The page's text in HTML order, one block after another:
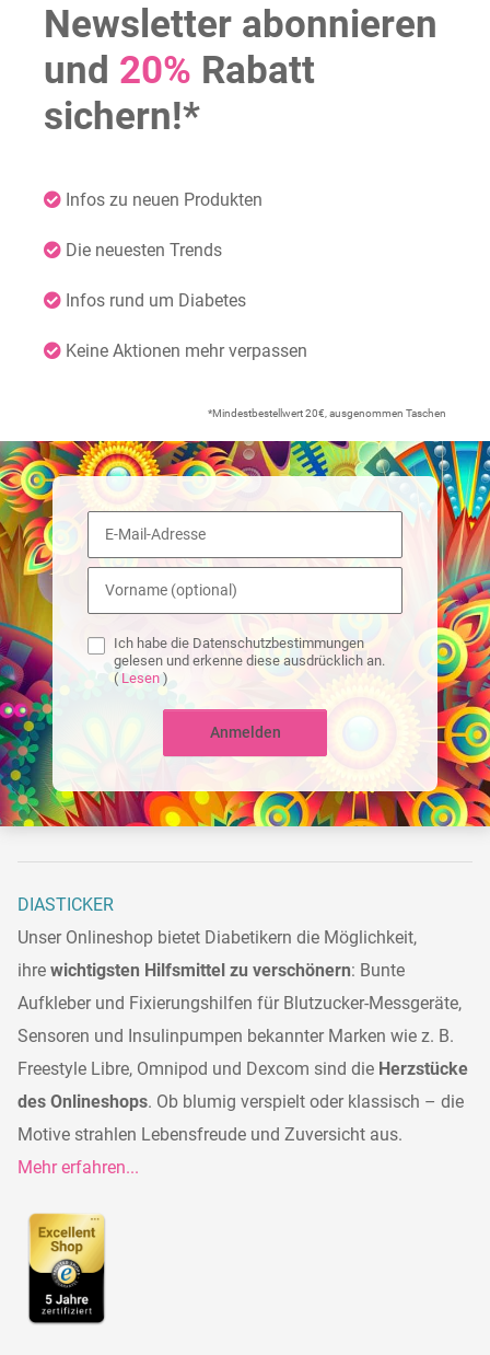
Ich habe die Datenschutzbestimmungen
gelesen und erkenne diese ausdrücklich an.
( Lesen )
Anmelden
Newsletter abonnieren
und 20% Rabatt
sichern!*
Infos zu neuen Produkten
Die neuesten Trends
Infos rund um Diabetes
Keine Aktionen mehr verpassen
*Mindestbestellwert 20€, ausgenommen Taschen
DIASTICKER
Unser Onlineshop bietet Diabetikern die Möglichkeit,
ihre wichtigsten Hilfsmittel zu verschönern: Bunte
Aufkleber und Fixierungshilfen für Blutzucker-Messgeräte,
Sensoren und Insulinpumpen bekannter Marken wie z. B.
Freestyle Libre, Omnipod und Dexcom sind die Herzstücke
des Onlineshops. Ob blumig verspielt oder klassisch – die
Motive strahlen Lebensfreude und Zuversicht aus.
Mehr erfahren...